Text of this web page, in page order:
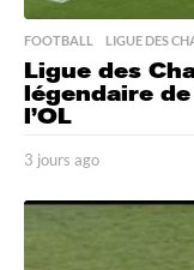
FOOTBALL ,LIGUE DES
Ligue des
légendaire
l’OL
3 jours ago
o